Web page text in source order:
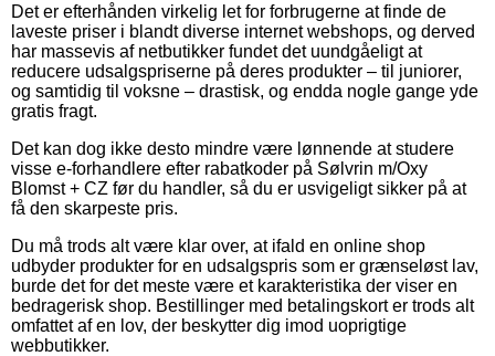
Det er efterhånden virkelig let for forbrugerne at finde de
laveste priser i blandt diverse internet webshops, og derved
har massevis af netbutikker fundet det uundgåeligt at
reducere udsalgspriserne på deres produkter – til juniorer,
og samtidig til voksne – drastisk, og endda nogle gange yde
gratis fragt.
Det kan dog ikke desto mindre være lønnende at studere
visse e-forhandlere efter rabatkoder på Sølvrin m/Oxy
Blomst + CZ før du handler, så du er usvigeligt sikker på at
få den skarpeste pris.
Du må trods alt være klar over, at ifald en online shop
udbyder produkter for en udsalgspris som er grænseløst lav,
burde det for det meste være et karakteristika der viser en
bedragerisk shop. Bestillinger med betalingskort er trods alt
omfattet af en lov, der beskytter dig imod uoprigtige
webbutikker.